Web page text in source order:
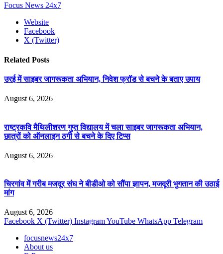
Focus News 24x7
Website
Facebook
X (Twitter)
Related Posts
उरई में साइबर जागरूकता अभियान, निवेश फ्रॉड से बचने के बताए उपाय
August 6, 2026
राष्ट्रकवि मैथिलीशरण गुप्त विद्यालय में चला साइबर जागरूकता अभियान,
छात्रों को ऑनलाइन ठगी से बचने के दिए टिप्स
August 6, 2026
चिरगांव में गरीब मजदूर संघ ने बीडीओ को सौंपा ज्ञापन, मजदूरी भुगतान की उठाई
मांग
August 6, 2026
Facebook X (Twitter) InstagramYouTube WhatsApp Telegram
focusnews24x7
About us